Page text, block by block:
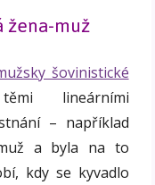
žena-muž
šovinistické
lineárními
– například
a byla na to
kdy se kyvadlo